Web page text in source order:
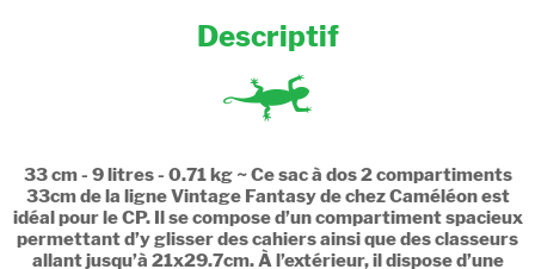
Descriptif
33 cm - 9 litres - 0.71 kg ~ Ce sac à dos 2 compartiments
33cm de la ligne Vintage Fantasy de chez Caméléon est
idéal pour le CP. Il se compose d’un compartiment spacieux
permettant d’y glisser des cahiers ainsi que des classeurs
allant jusqu’à 21x29.7cm. À l’extérieur, il dispose d’une